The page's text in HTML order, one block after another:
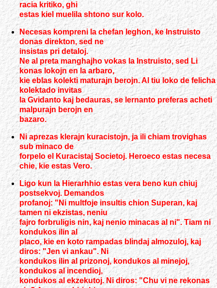
racia kritiko, ghi
estas kiel muelila shtono sur kolo.
Necesas kompreni la chefan leghon, ke Instruisto
donas direkton, sed ne
insistas pri detaloj.
Ne al preta manghajho vokas la Instruisto, sed Li
konas lokojn en la arbaro,
kie eblas kolekti maturajn berojn. Al tiu loko de felicha
kolektado invitas
la Gvidanto kaj bedauras, se lernanto preferas acheti
malpurajn berojn en
bazaro.
Ni aprezas klerajn kuracistojn, ja ili chiam trovighas
sub minaco de
forpelo el Kuracistaj Societoj. Heroeco estas necesa
chie, kie estas Vero.
Ligo kun la Hierarhhio estas vera beno kun chiuj
postsekvoj. Demandos
profanoj: "Ni multfoje insultis chion Superan, kaj
tamen ni ekzistas, neniu
fajro forbruligis nin, kaj nenio minacas al ni". Tiam ni
kondukos ilin al
placo, kie en koto rampadas blindaj almozuloj, kaj
diros: "Jen vi ankau". Ni
kondukos ilin al prizonoj, kondukos al minejoj,
kondukos al incendioj,
kondukos al ekzekutoj. Ni diros: "Chu vi ne rekonas